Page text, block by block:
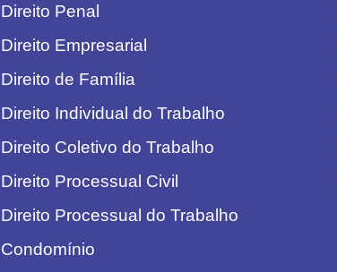
Direito Penal
Direito Empresarial
Direito de Família
Direito Individual do Trabalho
Direito Coletivo do Trabalho
Direito Processual Civil
Direito Processual do Trabalho
Condomínio